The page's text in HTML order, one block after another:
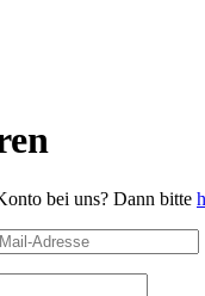
bei uns? Dann bitte